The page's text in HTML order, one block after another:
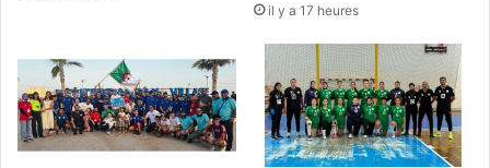
il y a 17 heures